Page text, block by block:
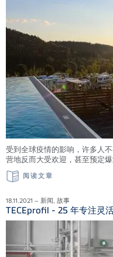
受到全球疫情的影响，许多人
营地反而大受欢迎，甚至预定爆
阅读文章
18.11.2021 – 新闻, 故事
TECEprofil - 25 年专注灵